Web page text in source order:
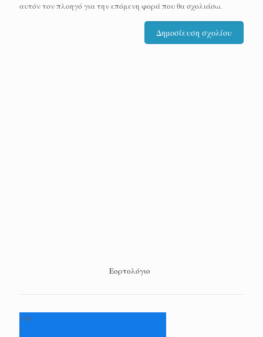
αυτόν τον πλοηγό για την επόμενη φορά που θα σχολιάσω.
Εορτολόγιο
+34
°